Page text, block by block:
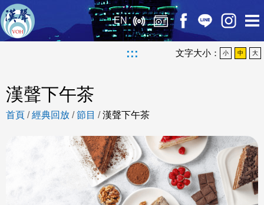
EN
::: 文字大小： 小 中 大
漢聲下午茶
首頁 /經典回放 /節目 /漢聲下午茶